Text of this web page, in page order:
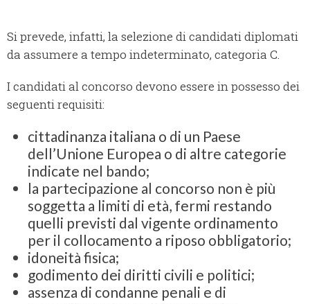
Si prevede, infatti, la selezione di candidati diplomati
da assumere a tempo indeterminato, categoria C.
I candidati al concorso devono essere in possesso dei
seguenti requisiti:
cittadinanza italiana o di un Paese
dell’Unione Europea o di altre categorie
indicate nel bando;
la partecipazione al concorso non è più
soggetta a limiti di età, fermi restando
quelli previsti dal vigente ordinamento
per il collocamento a riposo obbligatorio;
idoneità fisica;
godimento dei diritti civili e politici;
assenza di condanne penali e di